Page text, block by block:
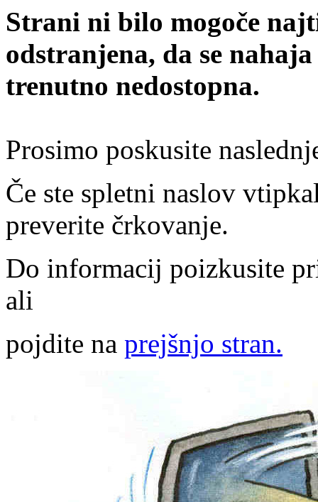
Strani ni bilo mogoče
odstranjena, da se
trenutno nedostopna.
Prosimo poskusite
Če ste spletni naslov
preverite črkovanje.
Do informacij poizkusite
ali
pojdite na prejšnjo stran.